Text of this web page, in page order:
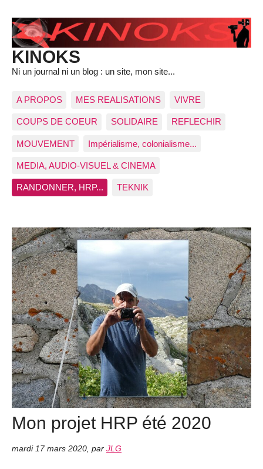
KINOKS
Ni un journal ni un blog : un site, mon site...
A PROPOS MES REALISATIONS VIVRE
COUPS DE COEUR SOLIDAIRE REFLECHIR
MOUVEMENT Impérialisme, colonialisme...
MEDIA, AUDIO-VISUEL & CINEMA
RANDONNER, HRP... TEKNIK
Mon projet HRP été 2020
mardi 17 mars 2020, par JLG